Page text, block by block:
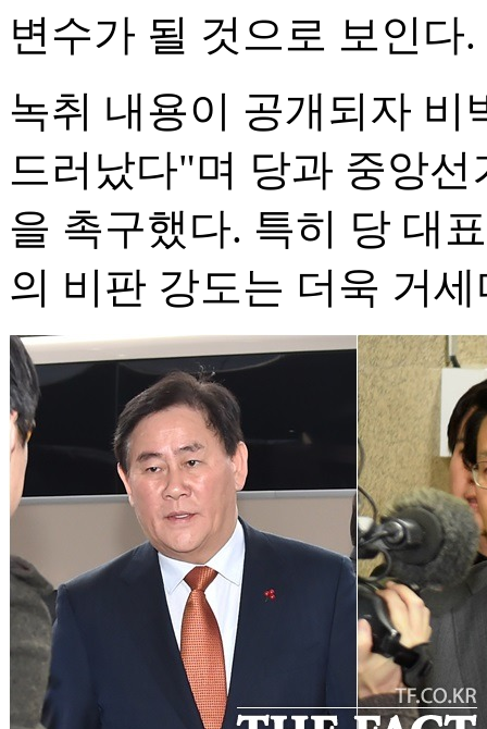
변수가 될 것으로 보인다.
녹취 내용이 공개되자
드러났다"며 당과 중앙
을 촉구했다. 특히 당 대
의 비판 강도는 더욱 거세